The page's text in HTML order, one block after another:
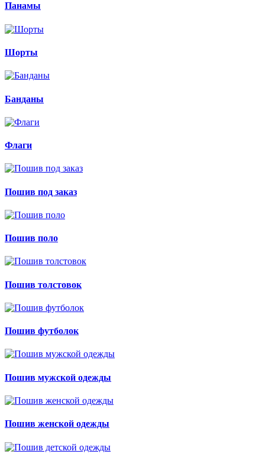
Панамы
Шорты
Банданы
Флаги
Пошив под заказ
Пошив поло
Пошив толстовок
Пошив футболок
Пошив мужской одежды
Пошив женской одежды